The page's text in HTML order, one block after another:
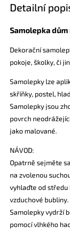
Detailní
Samolepka
Dekorační
pokoje, školky, či
Samolepky lze
skříňky, postel,
Samolepky jsou
povrch
jako malované.
NÁVOD:
Opatrně sejměte
na zvolenou
vyhlaďte od středu
vzduchové bubliny.
Samolepky vydrží
pomocí vlhkého